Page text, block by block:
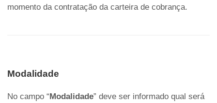
momento da contratação da carteira de cobrança.
Modalidade
No campo “ Modalidade” deve ser informado qual será